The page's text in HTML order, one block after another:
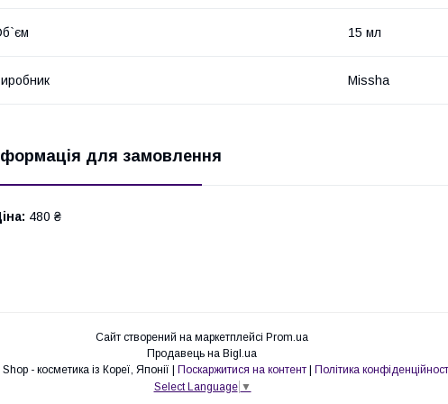
15 мл
Missha
для замовлення
480 ₴
Сайт створений на маркетплейсі Prom.ua
Продавець на Bigl.ua
Поскаржитися на контент
Політика
Select Language ▼